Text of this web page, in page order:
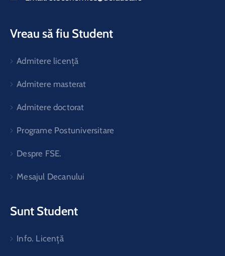
Vreau să fiu Student
Admitere licență
Admitere masterat
Admitere doctorat
Programe Postuniversitare
Despre FSE.
Mesajul Decanului
Sunt Student
Info. Licență